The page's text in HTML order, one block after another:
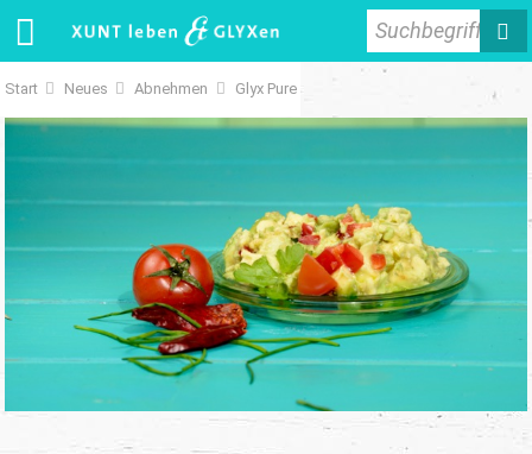
Suchbegriff
Start Neues Abnehmen Glyx Pure